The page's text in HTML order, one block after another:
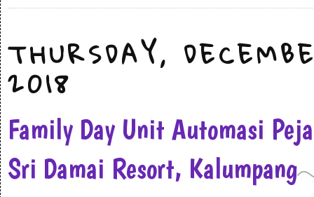
THURSDAY,
2018
Family Day Unit Automasi
Sri Damai Resort, Kalumpang